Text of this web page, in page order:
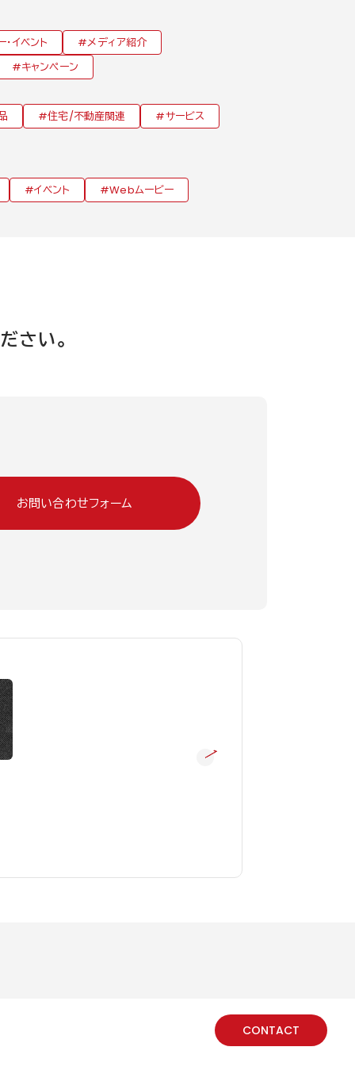
・イベント
メディア紹介
キャンペーン
住宅/不動産関連
サービス
イベント Webムービー
さい。
お問い合わせフォーム
CONTACT